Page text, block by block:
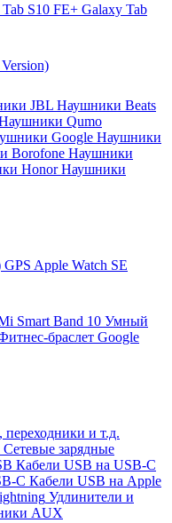
S10 FE+ Galaxy Tab
JBL Наушники Beats
Qumo
Google Наушники
Borofone Наушники
Honor Наушники
GPS Apple Watch SE
Smart Band 10 Умный
браслет Google
и т.д.
Сетевые зарядные
Кабели USB на USB-C
C Кабели USB на Apple
Удлинители и
AUX